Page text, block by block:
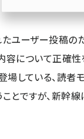
ユーザー投稿の
容について正確性
している、読者
とですが、新幹